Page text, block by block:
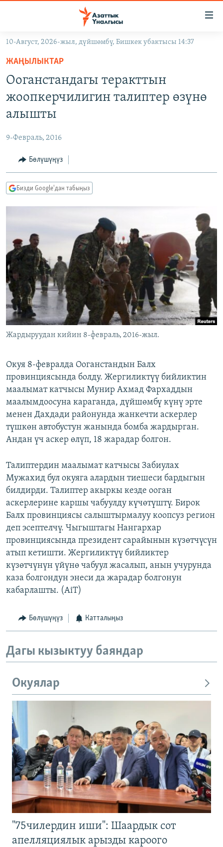
Навигацияга
өтүңүз
Издөөгө
салыңыз
МАДАНИЯТ
ТВ ПРОГРАММАЛАР
БҮГҮН АЗАТТЫКТА
ЭЖЕ-СИҢДИЛЕР
АЗАТТЫК+
ЫҢГАЙСЫЗ СУРООЛОР
ПОДКАСТ
Русский
ОНЛАЙН ШЕРИНЕ
ЭЕ/АРнун бардык сайттары
10-Август, 2026-жыл, дүйшөмбү, Бишкек убактысы 14:37
ЖАҢЫЛЫКТАР
Ооганстандагы теракттын
жоопкерчилигин талиптер өзүнө
алышты
9-Февраль, 2016
Бөлүшүңүз
Бизди Google'дан табыңыз
Жардыруудан кийин 8-февраль, 2016-жыл.
Окуя 8-февралда Ооганстандын Балх
провинциясында болду. Жергиликтүү бийликтин
маалымат катчысы Мунир Ахмад Фархаддын
маалымдоосуна караганда, дүйшөмбү күнү эрте
менен Дахдади районунда жанкечти аскерлер
түшкөн автобустун жанында бомба жардырган.
Андан үч аскер өлүп, 18 жарадар болгон.
Талиптердин маалымат катчысы Забиулах
Мужахид бул окуяга алардын тиешеси бардыгын
билдирди. Талиптер акыркы кезде ооган
аскерлерине каршы чабуулду күчөтүштү. Бирок
Балх провинциясы салыштырмалуу коопсуз регион
деп эсептелчү. Чыгыштагы Нангархар
провинциясында президент сарайынын күзөтчүсүн
атып кетишти. Жергиликтүү бийликтер
күзөтчүнүн үйүнө чабуул жасалып, анын учурунда
каза болгондун энеси да жарадар болгонун
кабарлашты. (AiT)
Бөлүшүңүз Катталыңыз
Дагы кызыктуу баяндар
Окуялар
"75чилердин иши": Шаардык сот
апелляциялык арызды кароого